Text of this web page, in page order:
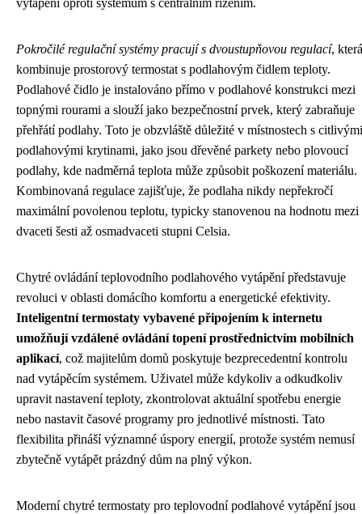
Pokročilé regulační systémy pracují s dvoustupňovou regulací, která
kombinuje prostorový termostat s podlahovým čidlem teploty.
Podlahové čidlo je instalováno přímo v podlahové konstrukci mezi
topnými rourami a slouží jako bezpečnostní prvek, který zabraňuje
přehřátí podlahy. Toto je obzvláště důležité v místnostech s citlivými
podlahovými krytinami, jako jsou dřevěné parkety nebo plovoucí
podlahy, kde nadměrná teplota může způsobit poškození materiálu.
Kombinovaná regulace zajišťuje, že podlaha nikdy nepřekročí
maximální povolenou teplotu, typicky stanovenou na hodnotu mezi
dvaceti šesti až osmadvaceti stupni Celsia.
Chytré ovládání teplovodního podlahového vytápění představuje
revoluci v oblasti domácího komfortu a energetické efektivity.
Inteligentní termostaty vybavené připojením k internetu
umožňují vzdálené ovládání topení prostřednictvím mobilních
aplikací, což majitelům domů poskytuje bezprecedentní kontrolu
nad vytápěcím systémem. Uživatel může kdykoliv a odkudkoliv
upravit nastavení teploty, zkontrolovat aktuální spotřebu energie
nebo nastavit časové programy pro jednotlivé místnosti. Tato
flexibilita přináší významné úspory energií, protože systém nemusí
zbytečně vytápět prázdný dům na plný výkon.
Moderní chytré termostaty pro teplovodní podlahové vytápění jsou